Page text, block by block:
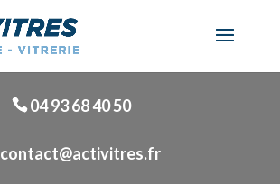
04 93 68 40 50
contact@activitres.fr